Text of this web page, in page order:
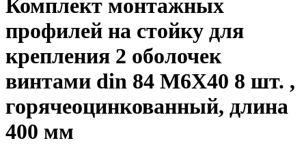
Комплект монтажных
профилей на стойку для
крепления 2 оболочек
винтами din 84 M6X40 8 шт. ,
горячеоцинкованный, длина
400 мм